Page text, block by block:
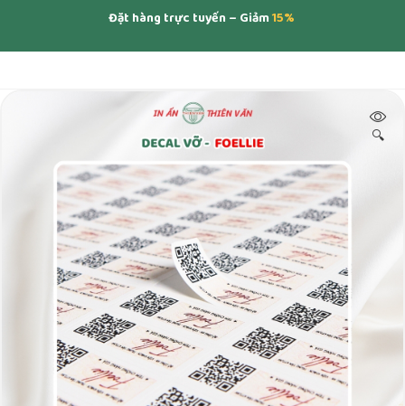
Đặt hàng trực tuyến – Giảm15%
🔍